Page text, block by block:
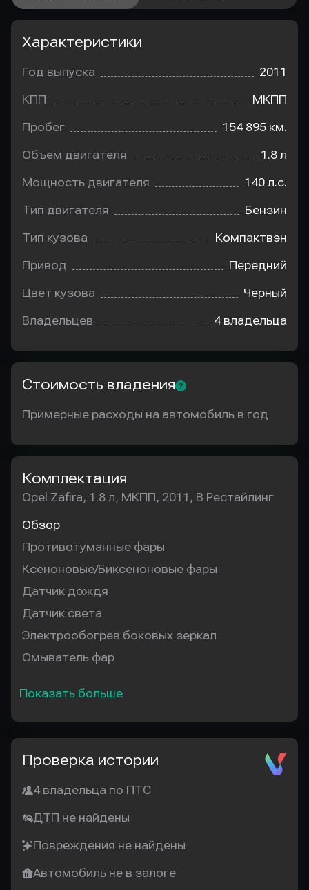
Характеристики
Год выпуска 2011
КПП МКПП
Пробег 154 895 км.
Объем двигателя 1.8 л
Мощность двигателя 140 л.с.
Тип двигателя Бензин
Тип кузова Компактвэн
Привод Передний
Цвет кузова Черный
Владельцев 4 владельца
Стоимость владения
Примерные расходы на автомобиль в год
Комплектация
Opel Zafira, 1.8 л, МКПП, 2011, B Рестайлинг
Обзор
Противотуманные фары
Ксеноновые/Биксеноновые фары
Датчик дождя
Датчик света
Электрообогрев боковых зеркал
Омыватель фар
Показать больше
Проверка истории
4 владельца по ПТС
ДТП не найдены
Повреждения не найдены
Автомобиль не в залоге